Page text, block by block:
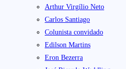
Arthur Virgílio Neto
Carlos Santiago
Colunista convidado
Edilson Martins
Eron Bezerra